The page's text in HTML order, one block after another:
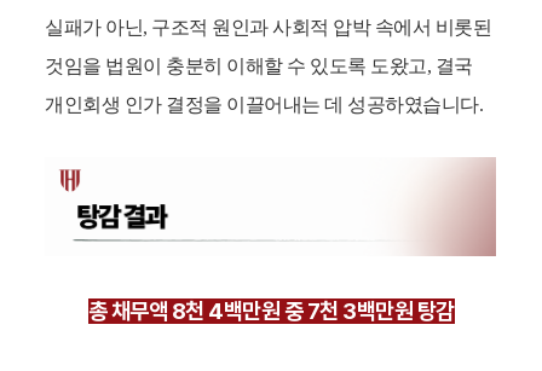
실패가 아닌, 구조적 원인과 사회적 압박 속에서 비롯된
것임을 법원이 충분히 이해할 수 있도록 도왔고, 결국
개인회생 인가 결정을 이끌어내는 데 성공하였습니다.
총 채무액 8천 4백만원 중 7천 3백만원 탕감